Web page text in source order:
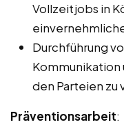
Vollzeitjobs in
Durchführung
Kommunikation
den Parteien zu
Präventionsarbeit: